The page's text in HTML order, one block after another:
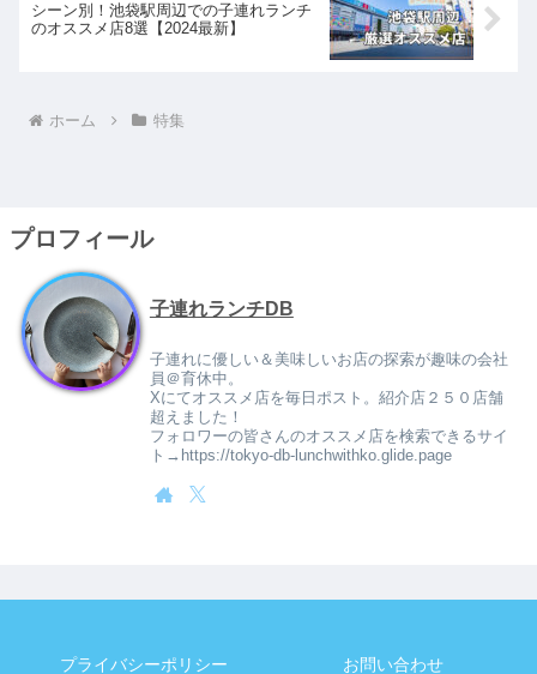
シーン別！池袋駅周辺での子連れランチ
のオススメ店8選【2024最新】
ホーム 特集
プロフィール
子連れランチDB
子連れに優しい＆美味しいお店の探索が趣味の会社
員＠育休中。
Xにてオススメ店を毎日ポスト。紹介店２５０店舗
超えました！
フォロワーの皆さんのオススメ店を検索できるサイ
ト→https://tokyo-db-lunchwithko.glide.page
プライバシーポリシー お問い合わせ